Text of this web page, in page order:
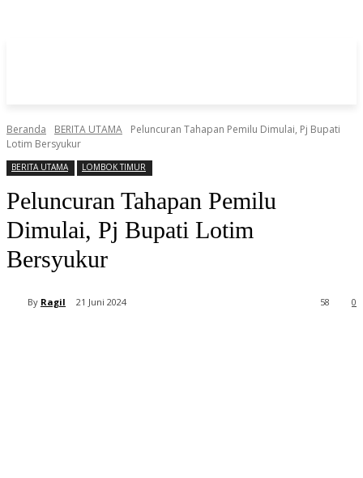
Beranda BERITA UTAMA
Peluncuran Tahapan Pemilu Dimulai, Pj Bupati
Lotim Bersyukur
BERITA UTAMA LOMBOK TIMUR
Peluncuran Tahapan Pemilu
Dimulai, Pj Bupati Lotim
Bersyukur
By Ragil 21 Juni 2024 0
58